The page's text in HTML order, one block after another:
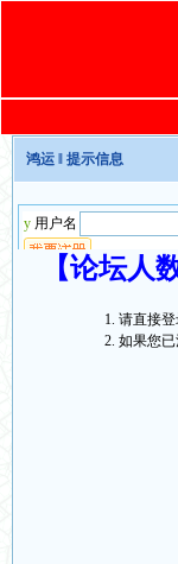
鸿运 ‖ 提示信息
【论坛
请直接
如果您